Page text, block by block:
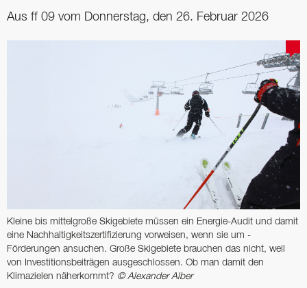
Aus ff 09 vom Donnerstag, den 26. Februar 2026
Kleine bis mittelgroße Skigebiete müssen ein Energie-­Audit und damit
eine Nachhaltigkeitszertifizierung vorweisen, wenn sie um ­
Förderungen ansuchen. Große Skigebiete brauchen das nicht, weil
von Investitions­beiträgen ausgeschlossen. Ob man damit den
Klimazielen näherkommt? © Alexander Alber